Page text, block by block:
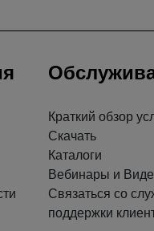
Краткий обзор
Скачать
Каталоги
Вебинары и
Связаться со
поддержки